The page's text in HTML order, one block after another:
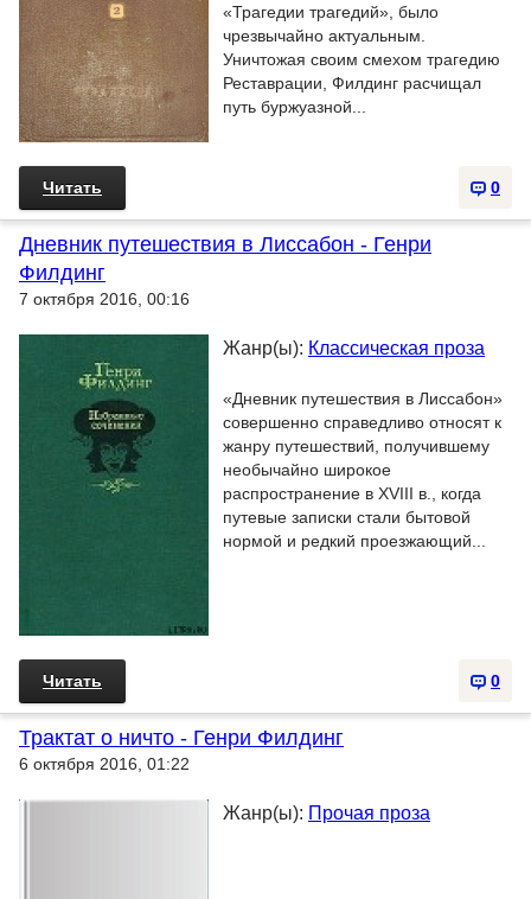
«Трагедии трагедий», было
чрезвычайно актуальным.
Уничтожая своим смехом трагедию
Реставрации, Филдинг расчищал
путь буржуазной...
0
Читать
Дневник путешествия в Лиссабон - Генри
Филдинг
7 октября 2016, 00:16
Жанр(ы): Классическая проза
«Дневник путешествия в Лиссабон»
совершенно справедливо относят к
жанру путешествий, получившему
необычайно широкое
распространение в XVIII в., когда
путевые записки стали бытовой
нормой и редкий проезжающий...
0
Читать
Трактат о ничто - Генри Филдинг
6 октября 2016, 01:22
Жанр(ы): Прочая проза